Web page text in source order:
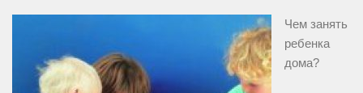
Чем занять
ребенка
дома?